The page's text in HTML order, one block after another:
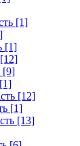
[1]
[1]
[9]
[12]
[1]
[13]